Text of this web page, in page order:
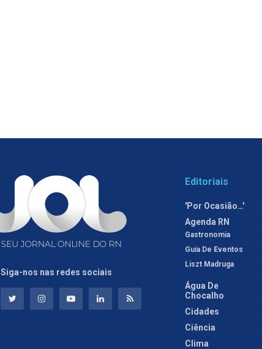
Siga-nos nas redes sociais
Editoriais
'Por Ocasião…'
Agenda RN
Gastronomia
Guia De Eventos
Liszt Madruga
Água De
Chocalho
Cidades
Ciência
Clima